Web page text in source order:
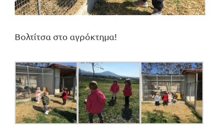
Βολτίτσα στο αγρόκτημα!